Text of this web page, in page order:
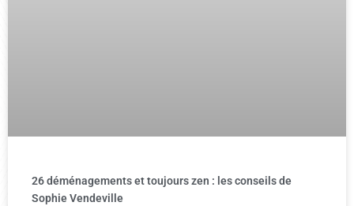
26 déménagements et toujours zen : les conseils de
Sophie Vendeville